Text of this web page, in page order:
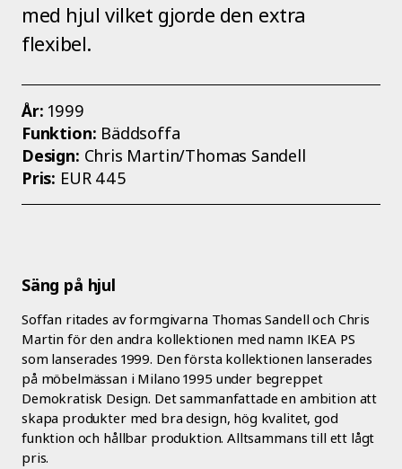
med hjul vilket gjorde den extra
flexibel.
År: 1999
Funktion: Bäddsoffa
Design: Chris Martin/Thomas Sandell
Pris: EUR 445
Säng på hjul
Soffan ritades av formgivarna Thomas Sandell och Chris
Martin för den andra kollektionen med namn IKEA PS
som lanserades 1999. Den första kollektionen lanserades
på möbelmässan i Milano 1995 under begreppet
Demokratisk Design. Det sammanfattade en ambition att
skapa produkter med bra design, hög kvalitet, god
funktion och hållbar produktion. Alltsammans till ett lågt
pris.